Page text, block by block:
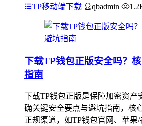
TP移动端下载 qbadmin
下载TP钱包正版安全吗？
指南
下载TP钱包正版是保障加密资产
确关键安全要点与避坑指南，核
正规渠道，如TP钱包官网、苹果